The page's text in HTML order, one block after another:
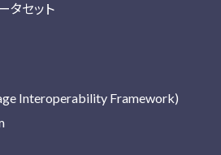
タセット
Interoperability Framework)